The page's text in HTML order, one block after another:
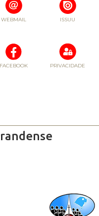
WEBMAIL ISSUU
FACEBOOK PRIVACIDADE